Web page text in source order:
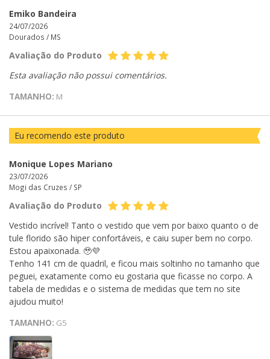
Emiko Bandeira
24/07/2026
Dourados / MS
Avaliação do Produto
Esta avaliação não possui comentários.
TAMANHO: M
Eu recomendo este produto
Monique Lopes Mariano
23/07/2026
Mogi das Cruzes / SP
Avaliação do Produto
Vestido incrível! Tanto o vestido que vem por baixo quanto o de
tule florido são hiper confortáveis, e caiu super bem no corpo.
Estou apaixonada. 🥹💜
Tenho 141 cm de quadril, e ficou mais soltinho no tamanho que
peguei, exatamente como eu gostaria que ficasse no corpo. A
tabela de medidas e o sistema de medidas que tem no site
ajudou muito!
TAMANHO: G5